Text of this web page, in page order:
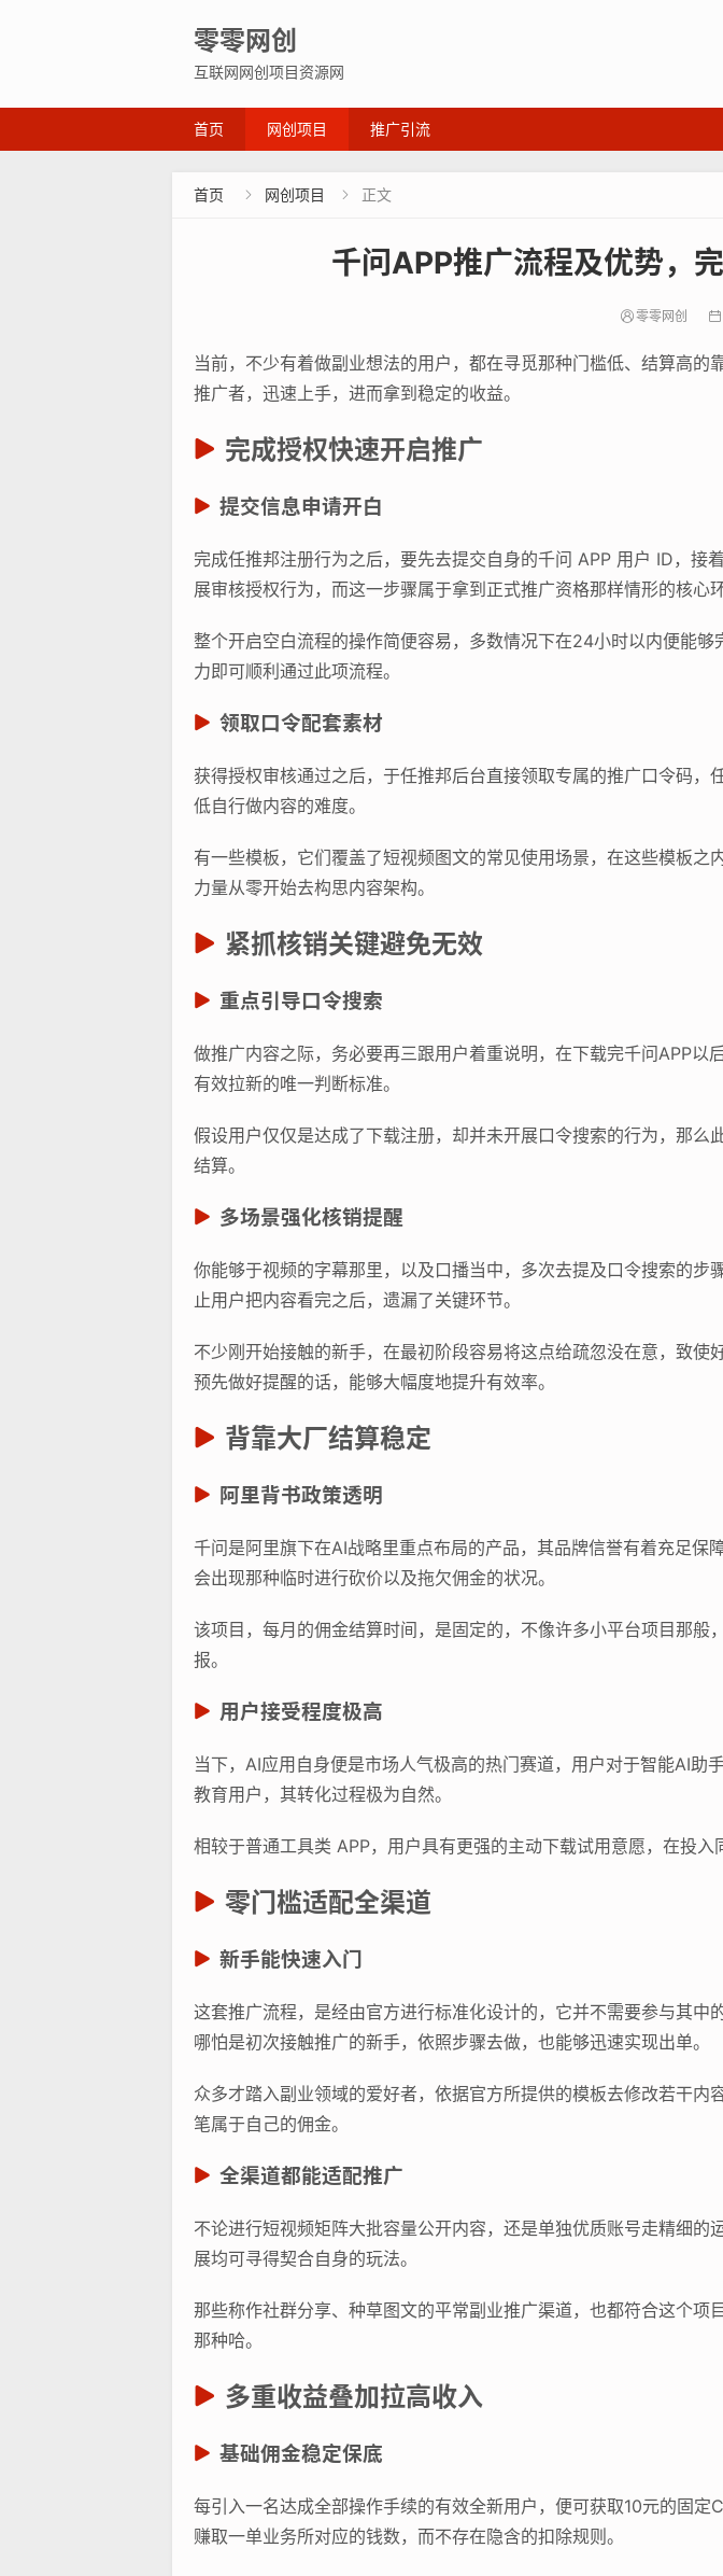
零零网创
互联网网创项目资源网
首页 网创项目 推广引流
首页  网创项目  正文
千问APP推广流程及优势，
零零网创
当前，不少有着做副业想法的用户，都在寻觅那种门槛低、结算高
推广者，迅速上手，进而拿到稳定的收益。
完成授权快速开启推广
提交信息申请开白
完成任推邦注册行为之后，要先去提交自身的千问 APP 用户 ID，
展审核授权行为，而这一步骤属于拿到正式推广资格那样情形的核心环
整个开启空白流程的操作简便容易，多数情况下在24小时以内便能
力即可顺利通过此项流程。
领取口令配套素材
获得授权审核通过之后，于任推邦后台直接领取专属的推广口令码
低自行做内容的难度。
有一些模板，它们覆盖了短视频图文的常见使用场景，在这些模板
力量从零开始去构思内容架构。
紧抓核销关键避免无效
重点引导口令搜索
做推广内容之际，务必要再三跟用户着重说明，在下载完千问APP
有效拉新的唯一判断标准。
假设用户仅仅是达成了下载注册，却并未开展口令搜索的行为，那
结算。
多场景强化核销提醒
你能够于视频的字幕那里，以及口播当中，多次去提及口令搜索的
止用户把内容看完之后，遗漏了关键环节。
不少刚开始接触的新手，在最初阶段容易将这点给疏忽没在意，致
预先做好提醒的话，能够大幅度地提升有效率。
背靠大厂结算稳定
阿里背书政策透明
千问是阿里旗下在AI战略里重点布局的产品，其品牌信誉有着充足
会出现那种临时进行砍价以及拖欠佣金的状况。
该项目，每月的佣金结算时间，是固定的，不像许多小平台项目那
报。
用户接受程度极高
当下，AI应用自身便是市场人气极高的热门赛道，用户对于智能AI
教育用户，其转化过程极为自然。
相较于普通工具类 APP，用户具有更强的主动下载试用意愿，在投
零门槛适配全渠道
新手能快速入门
这套推广流程，是经由官方进行标准化设计的，它并不需要参与其中
哪怕是初次接触推广的新手，依照步骤去做，也能够迅速实现出单。
众多才踏入副业领域的爱好者，依据官方所提供的模板去修改若干
笔属于自己的佣金。
全渠道都能适配推广
不论进行短视频矩阵大批容量公开内容，还是单独优质账号走精细
展均可寻得契合自身的玩法。
那些称作社群分享、种草图文的平常副业推广渠道，也都符合这个
那种哈。
多重收益叠加拉高收入
基础佣金稳定保底
每引入一名达成全部操作手续的有效全新用户，便可获取10元的固
赚取一单业务所对应的钱数，而不存在隐含的扣除规则。